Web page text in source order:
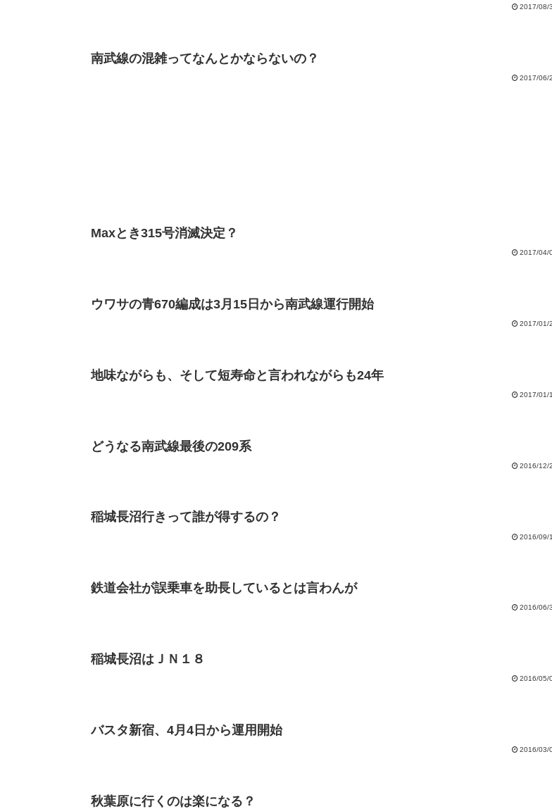
2017/
南武線の混雑ってなんとかならないの？
2017/
Maxとき315号消滅決定？
2017/
ウワサの青670編成は3月15日から南武線運行開始
2017/
地味ながらも、そして短寿命と言われながらも24年
2017/
どうなる南武線最後の209系
2016/
稲城長沼行きって誰が得するの？
2016/
鉄道会社が誤乗車を助長しているとは言わんが
2016/
稲城長沼はＪＮ１８
2016/
バスタ新宿、4月4日から運用開始
2016/
秋葉原に行くのは楽になる？